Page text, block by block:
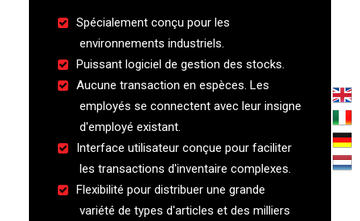
Spécialement conçu pour les
environnements industriels.
Puissant logiciel de gestion des stocks.
Aucune transaction en espèces. Les
employés se connectent avec leur insigne
d'employé existant.
Interface utilisateur conçue pour faciliter
les transactions d'inventaire complexes.
Flexibilité pour distribuer une grande
variété de types d'articles et des milliers